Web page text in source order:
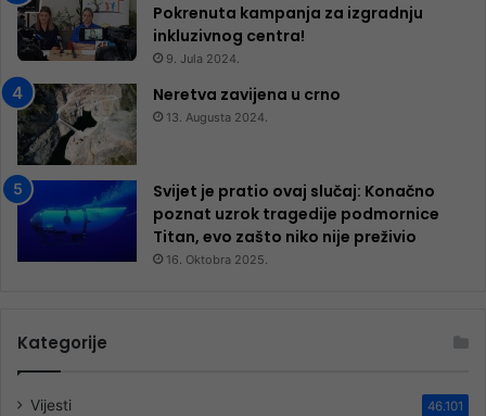
Pokrenuta kampanja za izgradnju
inkluzivnog centra!
9. Jula 2024.
Neretva zavijena u crno
13. Augusta 2024.
Svijet je pratio ovaj slučaj: Konačno
poznat uzrok tragedije podmornice
Titan, evo zašto niko nije preživio
16. Oktobra 2025.
Kategorije
Vijesti 46.101